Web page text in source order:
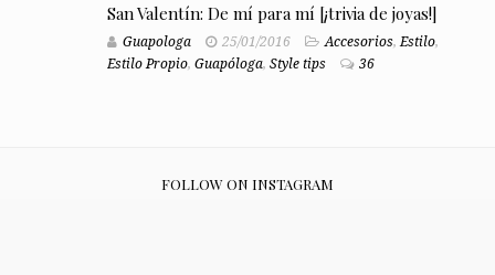
San Valentín: De mí para mí [¡trivia de joyas!]
Guapologa 25/01/2016 Accesorios,Estilo,
Estilo Propio, Guapóloga, Style tips 36
FOLLOW ON INSTAGRAM